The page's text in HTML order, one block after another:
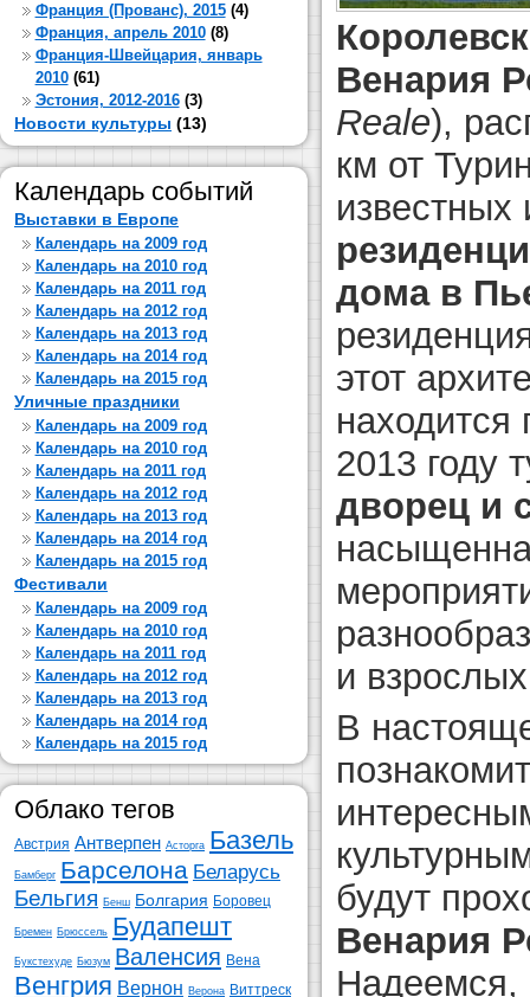
Франция (Прованс), 2015(4)
Франция, апрель 2010(8)
Франция-Швейцария, январь
2010(61)
Эстония, 2012-2016(3)
Новости культуры (13)
Календарь событий
Выставки в Европе
Календарь на 2009 год
Календарь на 2010 год
Календарь на 2011 год
Календарь на 2012 год
Календарь на 2013 год
Календарь на 2014 год
Календарь на 2015 год
Уличные праздники
Календарь на 2009 год
Календарь на 2010 год
Календарь на 2011 год
Календарь на 2012 год
Календарь на 2013 год
Календарь на 2014 год
Календарь на 2015 год
Фестивали
Календарь на 2009 год
Календарь на 2010 год
Календарь на 2011 год
Календарь на 2012 год
Календарь на 2013 год
Календарь на 2014 год
Календарь на 2015 год
Облако тегов
Австрия Антверпен Асторга Базель
Бамберг Барселона Беларусь
Бельгия Бенш Болгария Боровец
Бремен Брюссель Будапешт
Букстехуде Бюзум Валенсия Вена
Венгрия Вернон Верона Виттреск
Венария
Reale),
км от
дома в
этот
2013 году
дворец и
и
В
будут
Венария
Надеемся,